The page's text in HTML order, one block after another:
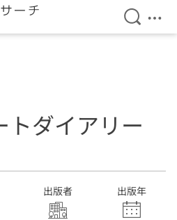
検索を
メ
トダイアリー
出版者 出版年